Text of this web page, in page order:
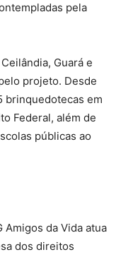
pela
Guará e
projeto. Desde
brinquedotecas em
Federal, além de
públicas ao
Amigos da Vida atua
dos direitos